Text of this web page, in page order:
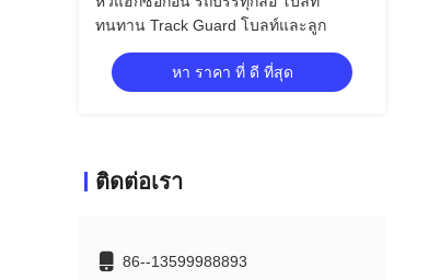
ทนทาน Track Guard โบลท์และลูก
หา ราคา ที่ ดี ที่สุด
ติดต่อเรา
86--13599988893